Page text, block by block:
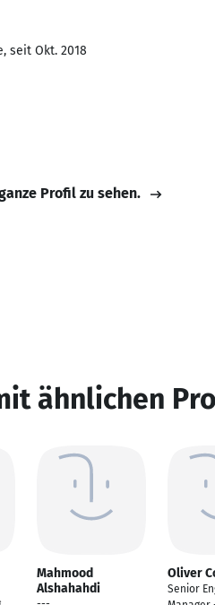
seit Okt. 2018
Profil zu sehen.
ähnlichen
Mahmood
Alshahahdi
Oliver
Senior